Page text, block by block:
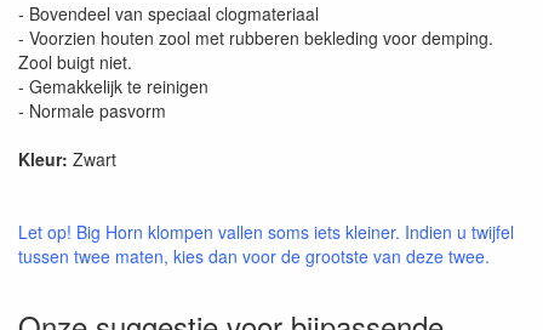
- Bovendeel van speciaal clogmateriaal
- Voorzien houten zool met rubberen bekleding voor demping.
Zool buigt niet.
- Gemakkelijk te reinigen
- Normale pasvorm
Kleur: Zwart
Let op! Big Horn klompen vallen soms iets kleiner. Indien u twijfel
tussen twee maten, kies dan voor de grootste van deze twee.